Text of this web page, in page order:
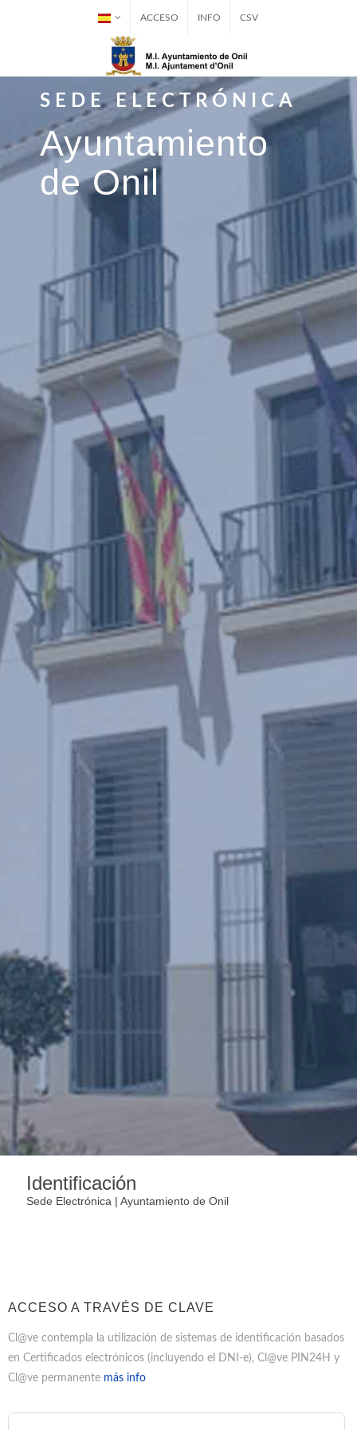
ACCESO INFO CSV
SEDE ELECTRÓNICA
Ayuntamiento
de Onil
Identificación
Sede Electrónica | Ayuntamiento de Onil
ACCESO A TRAVÉS DE CLAVE
Cl@ve contempla la utilización de sistemas de identificación basados
en Certificados electrónicos (incluyendo el DNI-e), Cl@ve PIN24H y
Cl@ve permanente más info